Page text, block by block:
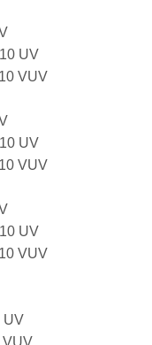
UV
VUV
UV
VUV
UV
VUV
UV
VUV